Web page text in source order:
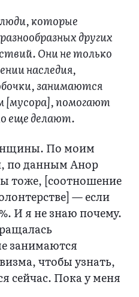
которые
других
Они не только
наследия,
занимаются
[мусора], помогают
еще делают.
По моим
по данным Анор
тоже, [соотношение
— если
И я не знаю почему.
занимаются
чтобы узнать,
сейчас. Пока у меня